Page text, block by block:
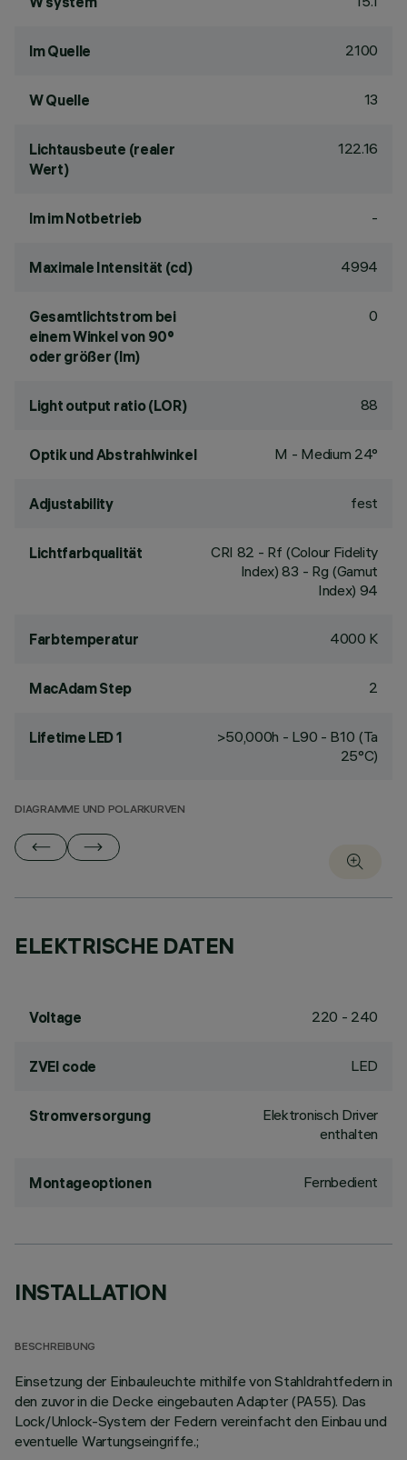
lm Quelle 2100
W Quelle 13
Lichtausbeute (realer
Wert)
122.16
lm im Notbetrieb -
Maximale Intensität (cd) 4994
Gesamtlichtstrom bei
einem Winkel von 90°
oder größer (lm)
0
Light output ratio (LOR) 88
Optik und Abstrahlwinkel M - Medium 24°
Adjustability fest
Lichtfarbqualität CRI 82 - Rf (Colour Fidelity
Index) 83 - Rg (Gamut
Index) 94
Farbtemperatur 4000 K
MacAdam Step 2
Lifetime LED 1
>50,000h - L90 - B10 (Ta
25°C)
DIAGRAMME UND POLARKURVEN
ELEKTRISCHE DATEN
Voltage 220 - 240
ZVEI code LED
Stromversorgung
Elektronisch Driver
enthalten
Montageoptionen Fernbedient
INSTALLATION
BESCHREIBUNG
Einsetzung der Einbauleuchte mithilfe von Stahldrahtfedern in
den zuvor in die Decke eingebauten Adapter (PA55). Das
Lock/Unlock-System der Federn vereinfacht den Einbau und
eventuelle Wartungseingriffe.;